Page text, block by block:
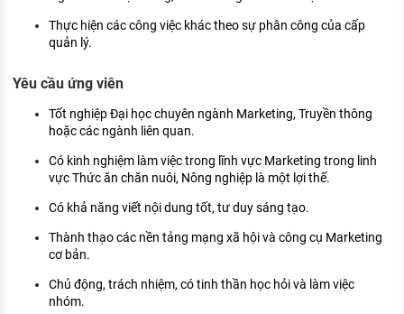
Thực hiện các công việc khác theo sự phân công của cấp
quản lý.
Yêu cầu ứng viên
Tốt nghiệp Đại học chuyên ngành Marketing, Truyền thông
hoặc các ngành liên quan.
Có kinh nghiệm làm việc trong lĩnh vực Marketing trong linh
vực Thức ăn chăn nuôi, Nông nghiệp là một lợi thế.
Có khả năng viết nội dung tốt, tư duy sáng tạo.
Thành thạo các nền tảng mạng xã hội và công cụ Marketing
cơ bản.
Chủ động, trách nhiệm, có tinh thần học hỏi và làm việc
nhóm.